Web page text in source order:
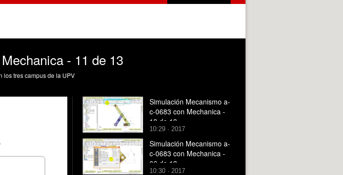
- 11 de 13
los tres campus de la UPV
Simulación Mecanismo a-
c-0683 con Mechanica -
13 de 13
10:29 · 2017
Simulación Mecanismo a-
c-0683 con Mechanica -
06 de 13
10:30 · 2017